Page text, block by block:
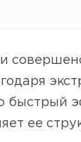
быстрый
ее